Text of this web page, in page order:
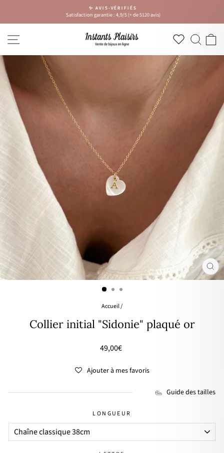
contenu
Diaporama
Pause
✨ AVIS-VÉRIFIÉS
Satisfaction garantie : 4,9/5 (+ de 5120 avis)
Accueil/
Collier initial "Sidonie" plaqué or
Prix
49,00€
Ajouter à mes favoris
Guide des tailles
LONGUEUR